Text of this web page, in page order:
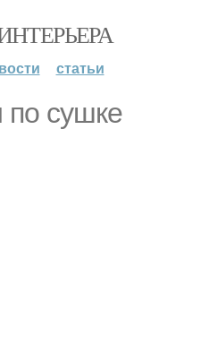
статьи
по сушке